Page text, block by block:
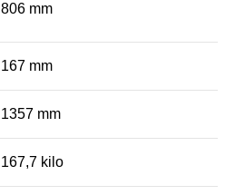
806 mm
167 mm
1357 mm
167,7 kilo